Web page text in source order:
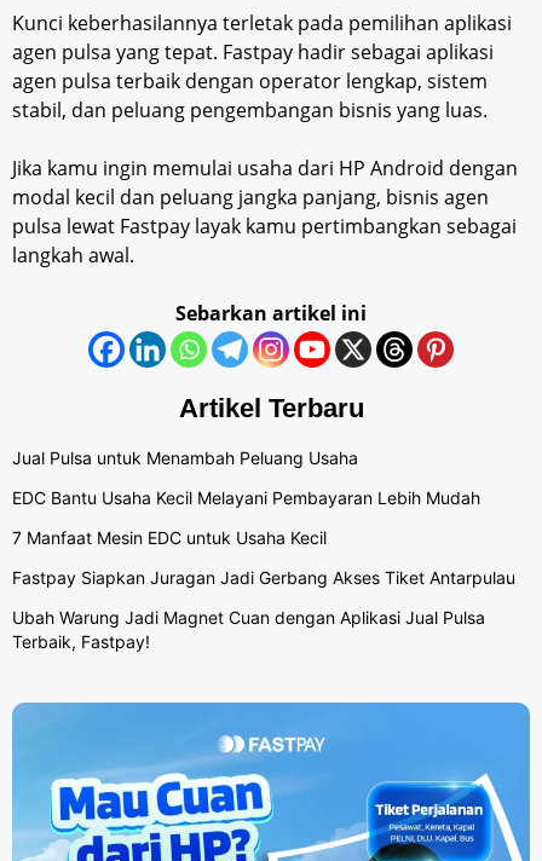
Kunci keberhasilannya terletak pada pemilihan aplikasi
agen pulsa yang tepat. Fastpay hadir sebagai aplikasi
agen pulsa terbaik dengan operator lengkap, sistem
stabil, dan peluang pengembangan bisnis yang luas.
Jika kamu ingin memulai usaha dari HP Android dengan
modal kecil dan peluang jangka panjang, bisnis agen
pulsa lewat Fastpay layak kamu pertimbangkan sebagai
langkah awal.
Sebarkan artikel ini
Artikel Terbaru
Jual Pulsa untuk Menambah Peluang Usaha
EDC Bantu Usaha Kecil Melayani Pembayaran Lebih Mudah
7 Manfaat Mesin EDC untuk Usaha Kecil
Fastpay Siapkan Juragan Jadi Gerbang Akses Tiket Antarpulau
Ubah Warung Jadi Magnet Cuan dengan Aplikasi Jual Pulsa
Terbaik, Fastpay!